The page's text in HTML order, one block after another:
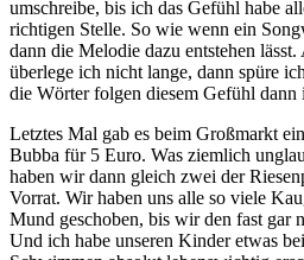
umschreibe, bis ich das Gefühl habe
richtigen Stelle. So wie wenn ein
dann die Melodie dazu entstehen
überlege ich nicht lange, dann spüre
die Wörter folgen diesem Gefühl dann
Letztes Mal gab es beim Großmarkt
Bubba für 5 Euro. Was ziemlich
haben wir dann gleich zwei der
Vorrat. Wir haben uns alle so viele
Mund geschoben, bis wir den fast gar
Und ich habe unseren Kinder etwas